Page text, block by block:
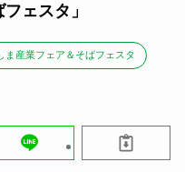
ェスタ」
ま産業フェア＆そばフェスタ